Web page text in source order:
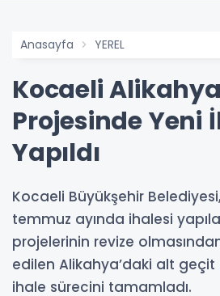
Anasayfa YEREL
Kocaeli
Projesinde Yeni
Yapıldı
Kocaeli Büyükşehir
temmuz ayında ihalesi
projelerinin revize
edilen Alikahya’daki alt
ihale sürecini tamamladı.